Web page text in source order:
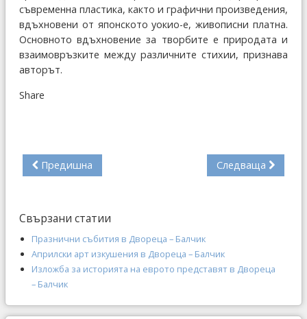
съвременна пластика, както и графични произведения,
вдъхновени от японското уокио-е, живописни платна.
Основното вдъхновение за творбите е природата и
взаимовръзките между различните стихии, признава
авторът.
Share
Предишна Следваща
Свързани статии
Празнични събития в Двореца – Балчик
Априлски арт изкушения в Двореца – Балчик
Изложба за историята на еврото представят в Двореца
– Балчик